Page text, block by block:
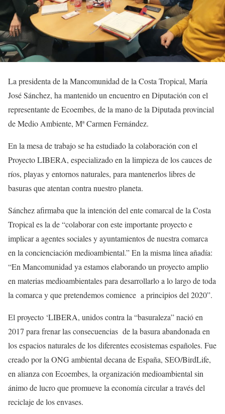
La presidenta de la Mancomunidad de la Costa Tropical, María
José Sánchez, ha mantenido un encuentro en Diputación con el
representante de Ecoembes, de la mano de la Diputada provincial
de Medio Ambiente, Mª Carmen Fernández.
En la mesa de trabajo se ha estudiado la colaboración con el
Proyecto LIBERA, especializado en la limpieza de los cauces de
ríos, playas y entornos naturales, para mantenerlos libres de
basuras que atentan contra nuestro planeta.
Sánchez afirmaba que la intención del ente comarcal de la Costa
Tropical es la de “colaborar con este importante proyecto e
implicar a agentes sociales y ayuntamientos de nuestra comarca
en la concienciación medioambiental.” En la misma línea añadía:
“En Mancomunidad ya estamos elaborando un proyecto amplio
en materias medioambientales para desarrollarlo a lo largo de toda
la comarca y que pretendemos comience a principios del 2020”.
El proyecto ‘LIBERA, unidos contra la “basuraleza” nació en
2017 para frenar las consecuencias de la basura abandonada en
los espacios naturales de los diferentes ecosistemas españoles. Fue
creado por la ONG ambiental decana de España, SEO/BirdLife,
en alianza con Ecoembes, la organización medioambiental sin
ánimo de lucro que promueve la economía circular a través del
reciclaje de los envases.